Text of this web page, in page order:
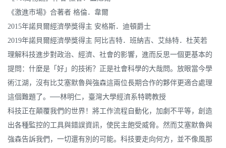
《激進市場》合著者 格倫．韋爾
2015年諾貝爾經濟學獎得主 安格斯．迪頓爵士
2019年諾貝爾經濟學獎得主 阿比吉特．班納吉、艾絲特．杜芙若
理解科技進步對政治、經濟、社會的影響，進而反思一個更基本的
提問：什麼是「好」的技術？正是社會科學的大哉問。放眼當今學
術江湖，沒有比艾塞默魯與強森這兩位長期合作的夥伴更適合處理
這個難題了。──林明仁，臺灣大學經濟系特聘教授
科技正在顛覆我們的世界！將工作流程自動化，加劇不平等，創造
出各種監控的工具與錯誤資訊，使民主飽受威脅。然而艾塞默魯與
強森告訴我們，一切還有別的可能。科技要走向何方，並不像風那